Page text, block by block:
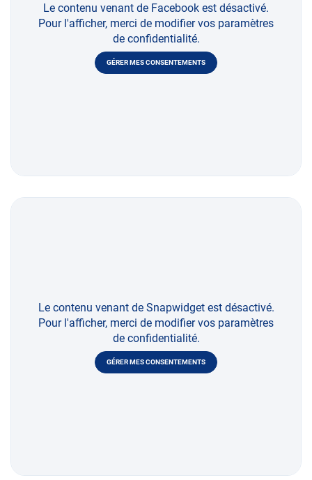
Le contenu venant de Facebook est désactivé.
Pour l'afficher, merci de modifier vos paramètres
de confidentialité.
GÉRER MES CONSENTEMENTS
Le contenu venant de Snapwidget est désactivé.
Pour l'afficher, merci de modifier vos paramètres
de confidentialité.
GÉRER MES CONSENTEMENTS